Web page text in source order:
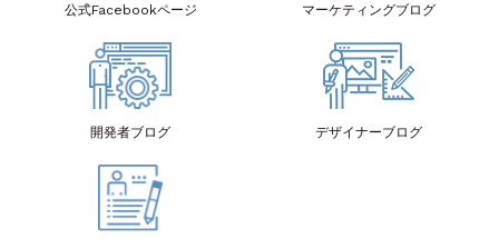
公式Facebookページ マーケティングブログ
開発者ブログ デザイナーブログ